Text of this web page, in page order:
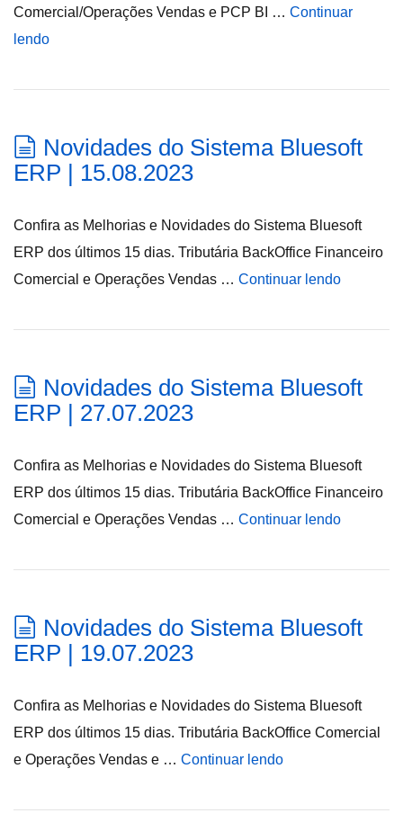
Comercial/Operações Vendas e PCP BI … Continuar
lendo
Novidades do Sistema Bluesoft
ERP | 15.08.2023
Confira as Melhorias e Novidades do Sistema Bluesoft
ERP dos últimos 15 dias. Tributária BackOffice Financeiro
Comercial e Operações Vendas … Continuar lendo
Novidades do Sistema Bluesoft
ERP | 27.07.2023
Confira as Melhorias e Novidades do Sistema Bluesoft
ERP dos últimos 15 dias. Tributária BackOffice Financeiro
Comercial e Operações Vendas … Continuar lendo
Novidades do Sistema Bluesoft
ERP | 19.07.2023
Confira as Melhorias e Novidades do Sistema Bluesoft
ERP dos últimos 15 dias. Tributária BackOffice Comercial
e Operações Vendas e … Continuar lendo